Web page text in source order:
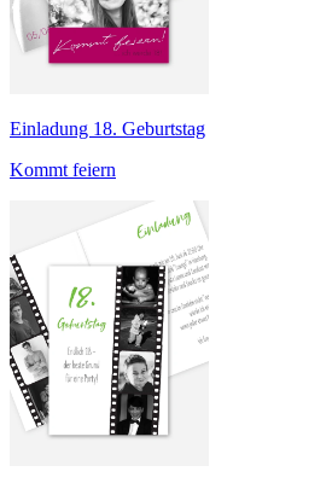
Einladung 18. Geburtstag
Kommt feiern